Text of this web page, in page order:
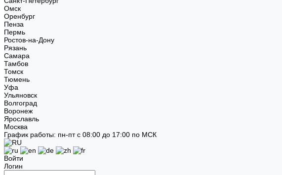
Омск
Оренбург
Пенза
Пермь
Ростов-на-Дону
Рязань
Самара
Тамбов
Томск
Тюмень
Уфа
Ульяновск
Волгоград
Воронеж
Ярославль
Москва
График работы: пн-пт с 08:00 до 17:00 по МСК
Войти
Логин